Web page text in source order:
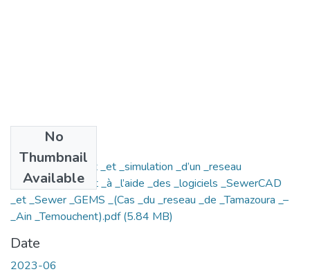
No
Thumbnail
Available
Dimensionnement _et _simulation _d’un _reseau
_d’assainissement _à _l’aide _des _logiciels _SewerCAD
_et _Sewer _GEMS _(Cas _du _reseau _de _Tamazoura _–
_Ain _Temouchent).pdf(5.84 MB)
Date
2023-06